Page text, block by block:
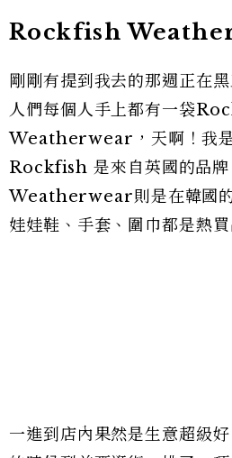
Rockfish
剛剛有提到我去的那週正在
人們每個人手上都有一袋
Weatherwear，天啊！我是
Rockfish 是來自英國的品
Weatherwear則是在韓國的
娃娃鞋、手套、圍巾都是熱買
一進到店內果然是生意超級